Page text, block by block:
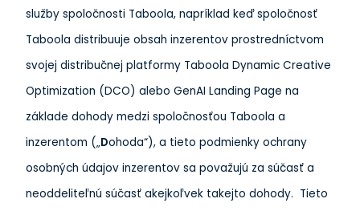
služby spoločnosti Taboola, napríklad keď spoločnosť
Taboola distribuuje obsah inzerentov prostredníctvom
svojej distribučnej platformy Taboola Dynamic Creative
Optimization (DCO) alebo GenAI Landing Page na
základe dohody medzi spoločnosťou Taboola a
inzerentom („Dohoda“), a tieto podmienky ochrany
osobných údajov inzerentov sa považujú za súčasť a
neoddeliteľnú súčasť akejkoľvek takejto dohody. Tieto